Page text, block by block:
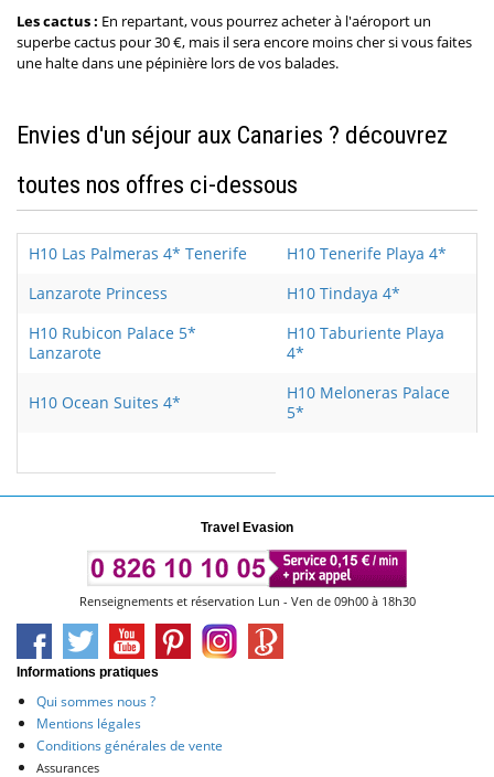
Les cactus : En repartant, vous pourrez acheter à l'aéroport un
superbe cactus pour 30 €, mais il sera encore moins cher si vous faites
une halte dans une pépinière lors de vos balades.
Envies d'un séjour aux Canaries ? découvrez
toutes nos offres ci-dessous
H10 Las Palmeras 4* Tenerife
H10 Tenerife Playa 4*
Lanzarote Princess
H10 Tindaya 4*
H10 Rubicon Palace 5*
Lanzarote
H10 Taburiente Playa
4*
H10 Ocean Suites 4*
H10 Meloneras Palace
5*
Travel Evasion
Renseignements et réservation Lun - Ven de 09h00 à 18h30
Informations pratiques
Qui sommes nous ?
Mentions légales
Conditions générales de vente
Assurances